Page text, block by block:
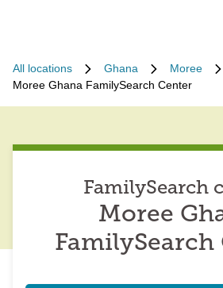
All locations Ghana
Moree
Moree Ghana FamilySearch Center
FamilySearch
Moree
FamilySearch